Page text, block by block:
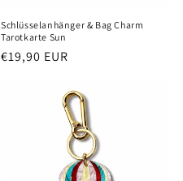
Schlüsselanhänger & Bag Charm
Tarotkarte Sun
Normaler
€19,90 EUR